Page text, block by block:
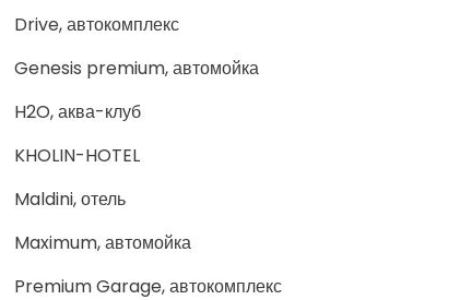
Drive, автокомплекс
Genesis premium, автомойка
H2O, аква-клуб
KHOLIN-HOTEL
Maldini, отель
Maximum, автомойка
Premium Garage, автокомплекс